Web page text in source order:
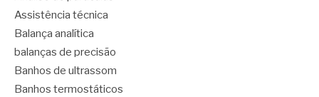
Assistência técnica
Balança analítica
balanças de precisão
Banhos de ultrassom
Banhos termostáticos